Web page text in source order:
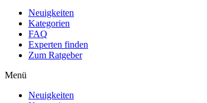
Neuigkeiten
Kategorien
FAQ
Experten finden
Zum Ratgeber
Menü
Neuigkeiten